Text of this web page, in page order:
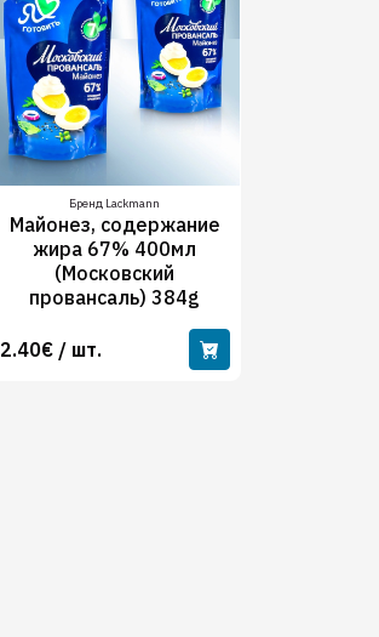
Бренд Lackmann
Майонез, содержание
жира 67% 400мл
(Московский
провансаль) 384g
2.40€ / шт.